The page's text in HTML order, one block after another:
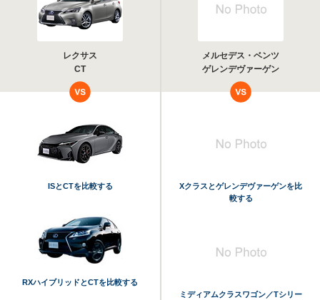
レクサス
CT
メルセデス・ベンツ
ゲレンデヴァーゲン
ISとCTを比較する
RXハイブリッドとCTを比較する
Xクラスとゲレンデヴァーゲンを比
較する
ミディアムクラスワゴン／Tシリー